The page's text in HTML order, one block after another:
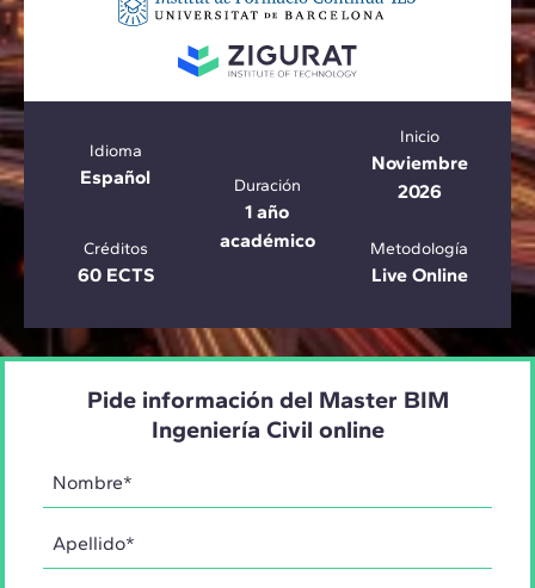
Idioma
Español Duración
1 año
académico
Inicio
Noviembre
2026
Créditos
60 ECTS
Metodología
Live Online
Pide información del Master BIM
Ingeniería Civil online